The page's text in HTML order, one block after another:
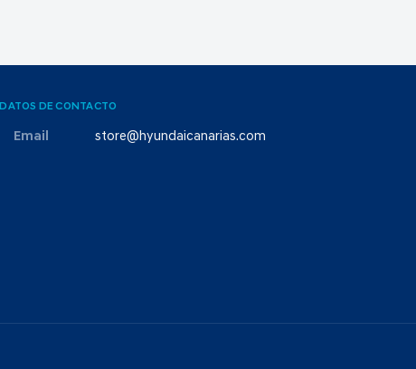
DATOS DE CONTACTO
Email store@hyundaicanarias.com